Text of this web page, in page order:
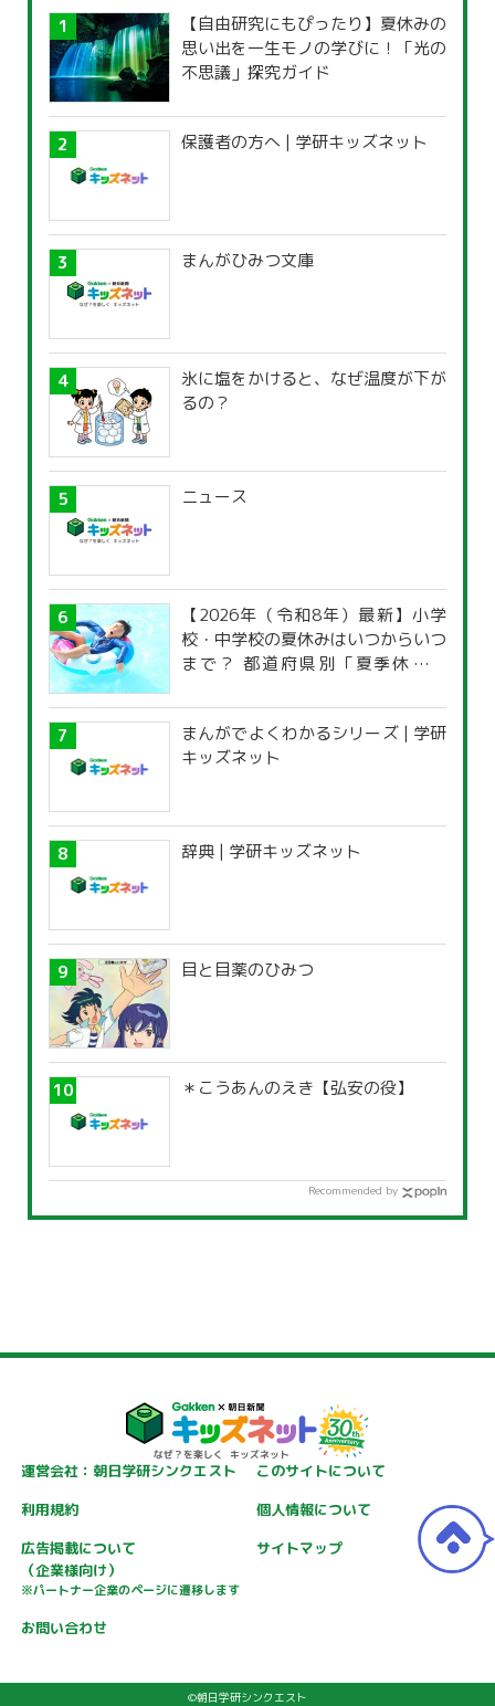
【自由研究にもぴったり】夏休みの
思い出を一生モノの学びに！「光の
不思議」探究ガイド
保護者の方へ | 学研キッズネット
まんがひみつ文庫
氷に塩をかけると、なぜ温度が下が
るの？
ニュース
【2026年（令和8年）最新】小学
校・中学校の夏休みはいつからいつ
まで？ 都道府県別「夏季休暇一
まんがでよくわかるシリーズ | 学研
キッズネット
辞典 | 学研キッズネット
目と目薬のひみつ
＊こうあんのえき【弘安の役】
Recommended by
運営会社：朝日学研シンクエスト
このサイトについて
利用規約
個人情報について
広告掲載について
（企業様向け）
※パートナー企業のページに遷移します
サイトマップ
お問い合わせ
©朝日学研シンクエスト